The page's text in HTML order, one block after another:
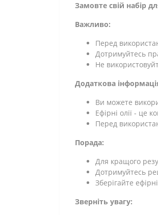
Замовте свій набір
Важливо:
Перед
Дотримуйтесь
Не
Додаткова
Ви можете
Ефірні олії - це
Перед
Порада:
Для кращого
Дотримуйтесь
Зберігайте
Зверніть увагу: